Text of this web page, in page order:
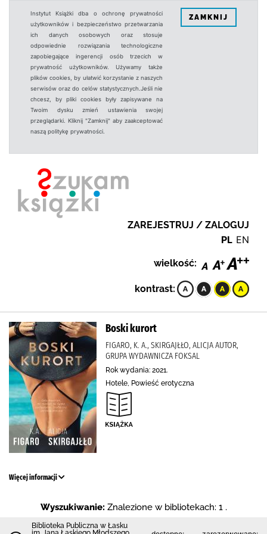
Instytut Książki dba o ochronę prywatności
użytkowników i bezpieczeństwo przetwarzania
ich danych osobowych oraz stosuje
odpowiednie rozwiązania technologiczne
zapobiegające ingerencji osób trzecich w
prywatność użytkowników. Używamy także
plików cookies, by ułatwić korzystanie z naszych
serwisów oraz do celów statystycznych.Jeśli nie
chcesz, by pliki cookies były zapisywane na
Twoim dysku zmień ustawienia swojej
przeglądarki. Kliknij "Zamknij" aby zaakceptować
naszą politykę prywatności.
ZAMKNIJ
ZAREJESTRUJ / ZALOGUJ
PL EN
wielkość:
kontrast:
Boski kurort
FIGARO, K. A., SKIRGAJŁŁO, ALICJA AUTOR,
GRUPA WYDAWNICZA FOKSAL
Rok wydania: 2021.
Hotele, Powieść erotyczna
Więcej informacji
Wyszukiwanie: Znalezione w bibliotekach: 1 .
Biblioteka Publiczna w Łasku